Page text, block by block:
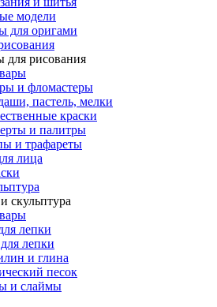
модели
для оригами
для рисования
и фломастеры
пастель, мелки
краски
и палитры
и трафареты
лица
скульптура
лепки
лепки
и глина
песок
и слаймы